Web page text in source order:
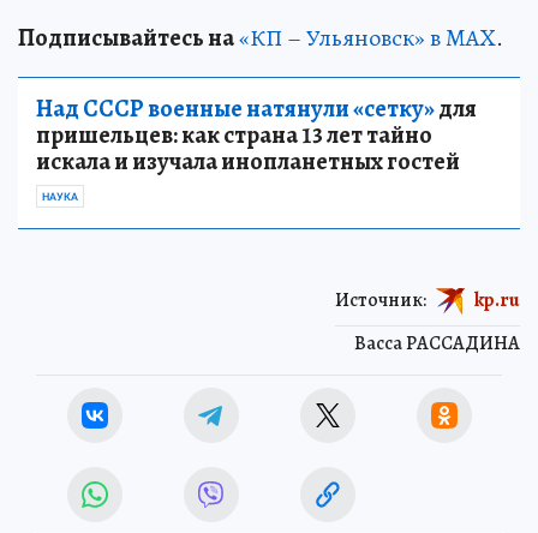
Подписывайтесь на«КП – Ульяновск» в MAX.
Над СССР военные натянули «сетку»для
пришельцев: как страна 13 лет тайно
искала и изучала инопланетных гостей
НАУКА
Васса РАССАДИНА
Источник: kp.ru